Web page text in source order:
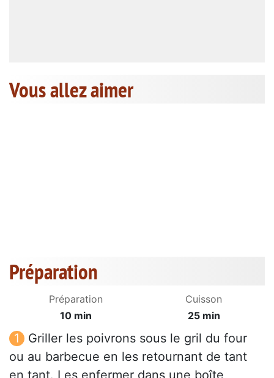
Vous allez aimer
Préparation
Préparation
10 min
Cuisson
25 min
Griller les poivrons sous le gril du four
ou au barbecue en les retournant de tant